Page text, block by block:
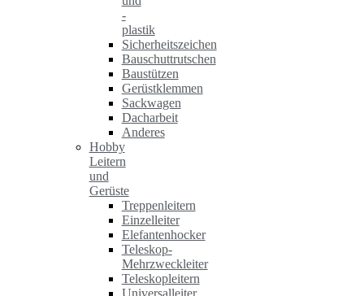
-
plastik
Sicherheitszeichen
Bauschuttrutschen
Baustützen
Gerüstklemmen
Sackwagen
Dacharbeit
Anderes
Hobby
Leitern
und
Gerüste
Treppenleitern
Einzelleiter
Elefantenhocker
Teleskop-
Mehrzweckleiter
Teleskopleitern
Universalleiter